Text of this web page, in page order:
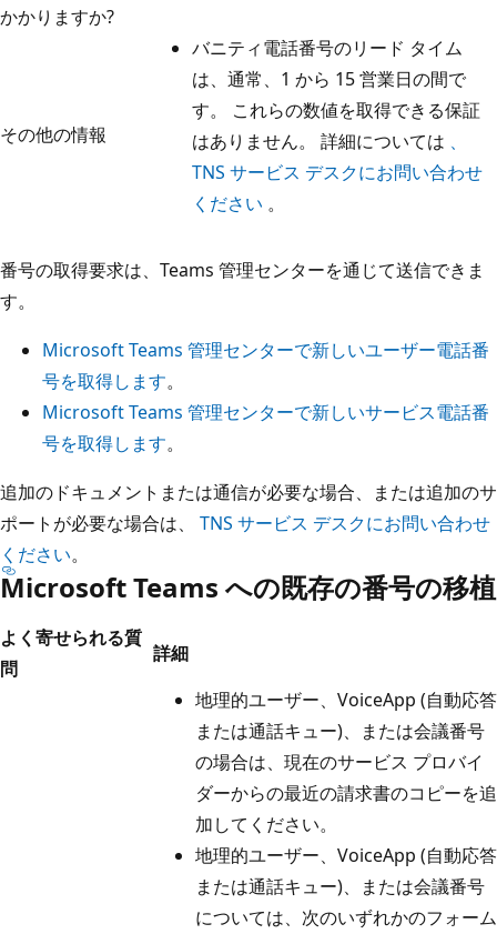
かかりますか?
その他の情報
バニティ電話番号のリード タイム
は、通常、1 から 15 営業日の間で
す。 これらの数値を取得できる保証
はありません。 詳細については 、
TNS サービス デスクにお問い合わせ
ください 。
番号の取得要求は、Teams 管理センターを通じて送信できま
す。
Microsoft Teams 管理センターで新しいユーザー電話番
号を取得します。
Microsoft Teams 管理センターで新しいサービス電話番
号を取得します。
追加のドキュメントまたは通信が必要な場合、または追加のサ
ポートが必要な場合は、 TNS サービス デスクにお問い合わせ
ください。
Microsoft Teams への既存の番号の移植
よく寄せられる質
問
詳細
地理的ユーザー、VoiceApp (自動応答
または通話キュー)、または会議番号
の場合は、現在のサービス プロバイ
ダーからの最近の請求書のコピーを追
加してください。
地理的ユーザー、VoiceApp (自動応答
または通話キュー)、または会議番号
については、次のいずれかのフォーム